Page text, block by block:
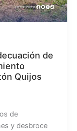
de
Quijos
de
y desbroce